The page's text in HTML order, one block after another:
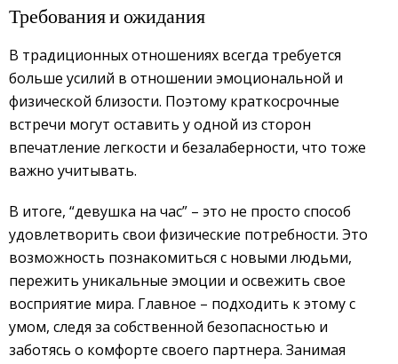
Требования и ожидания
В традиционных отношениях всегда требуется
больше усилий в отношении эмоциональной и
физической близости. Поэтому краткосрочные
встречи могут оставить у одной из сторон
впечатление легкости и безалаберности, что тоже
важно учитывать.
В итоге, “девушка на час” – это не просто способ
удовлетворить свои физические потребности. Это
возможность познакомиться с новыми людьми,
пережить уникальные эмоции и освежить свое
восприятие мира. Главное – подходить к этому с
умом, следя за собственной безопасностью и
заботясь о комфорте своего партнера. Занимая